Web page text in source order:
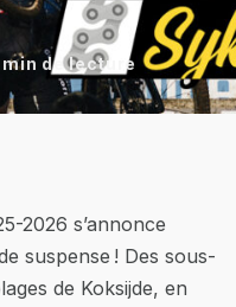
min de lecture
2026 s’annonce
suspense ! Des sous-
de Koksijde, en